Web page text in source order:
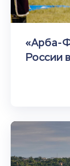
«Арба-
России